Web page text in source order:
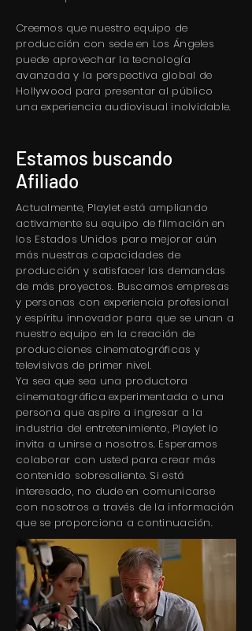
Creemos que nuestro equipo de
producción con sede en Los Ángeles
puede aprovechar la tecnología
avanzada y la perspectiva global de
Hollywood para presentar al público
una experiencia audiovisual inolvidable.
Estamos buscando
Afiliado
Actualmente, Playlet está ampliando
activamente su equipo de filmación en
los Estados Unidos para mejorar aún
más nuestras capacidades de
producción y satisfacer las demandas
de más proyectos. Buscamos empresas
y personas con experiencia profesional
y espíritu innovador para que se unan a
nuestro equipo en la creación de
producciones cinematográficas y
televisivas de primer nivel.
Ya sea que sea una productora
cinematográfica experimentada o una
persona que aspire a ingresar a la
industria del entretenimiento, Playlet lo
invita a unirse a nosotros. Esperamos
colaborar con usted para crear más
contenido sobresaliente. Si está
interesado, no dude en comunicarse
con nosotros a través de la información
que se proporciona a continuación.